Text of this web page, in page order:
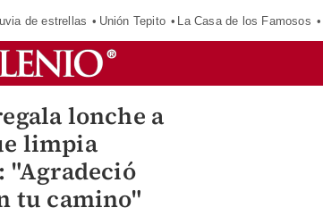
de estrellas Unión Tepito La Casa de los Famosos
lonche a
limpia
"Agradeció
tu camino"